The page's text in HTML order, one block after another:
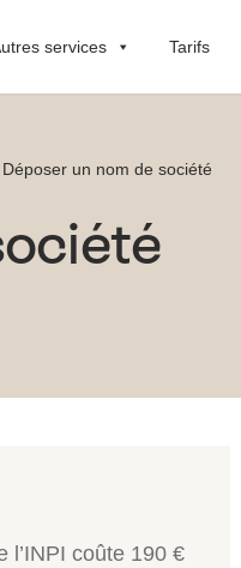
services Tarifs
Déposer un nom de société
l’INPI coûte 190 €